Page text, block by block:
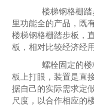
楼梯钢格栅踏
里功能全的产品，既
楼梯钢格栅踏步板，
板，相对比较经济经
螺栓固定的楼
板上打眼，装置是直
据自己的实际需求定
尺度，以合作相应的楼